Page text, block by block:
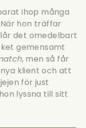
ihop många
hon träffar
det omedelbart
gemensamt
, men så får
klient och att
för just
lyssna till sitt